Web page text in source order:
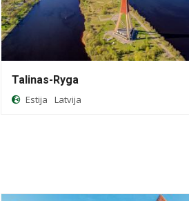
Talinas-Ryga
Estija Latvija